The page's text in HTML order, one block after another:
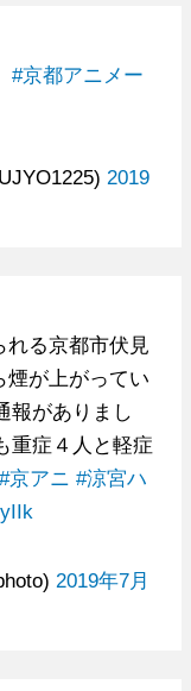
#京都アニメー
2019
れる京都市伏見
煙が上がってい
報がありまし
重症４人と軽症
#京アニ #涼宮ハ
2019年7月